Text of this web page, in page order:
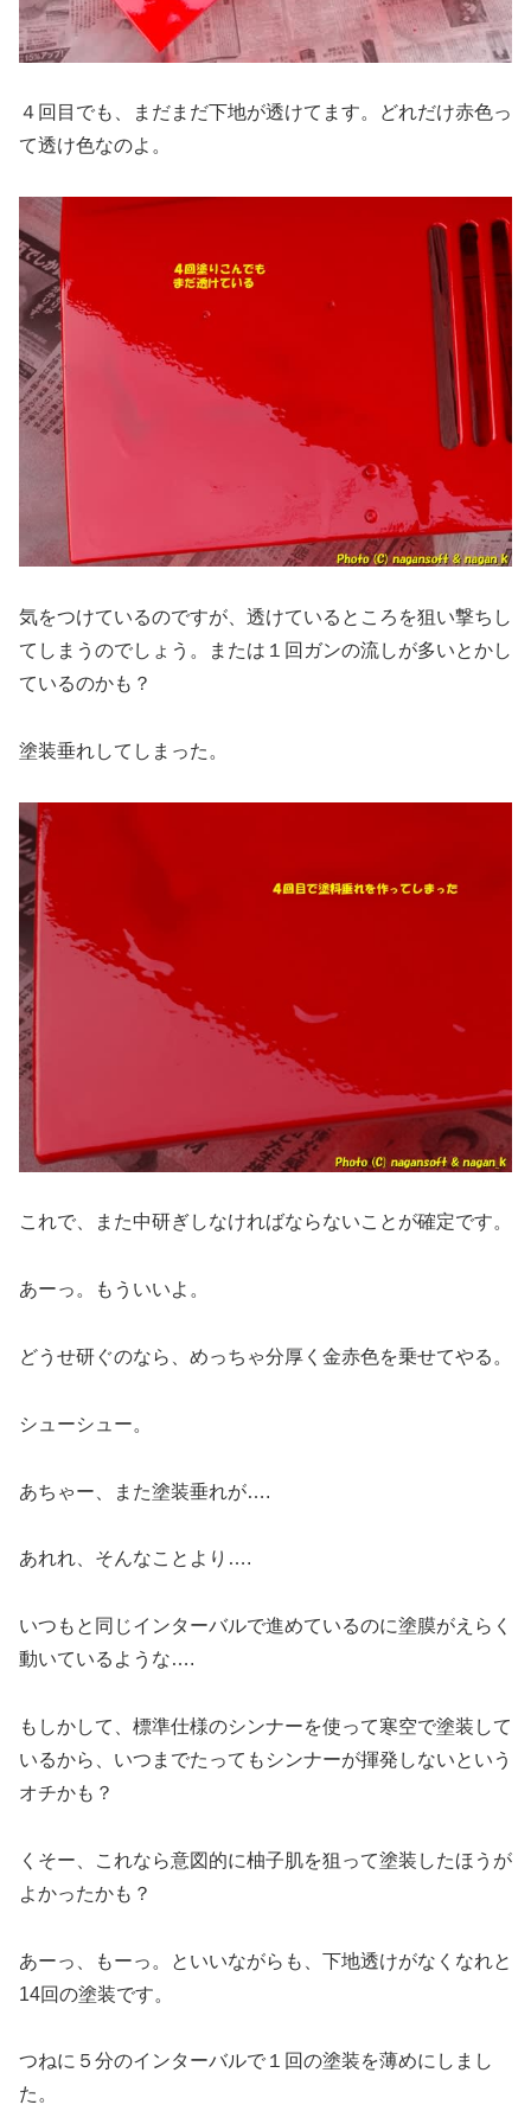
４回目でも、まだまだ下地が透けてます。どれだけ赤色っ
て透け色なのよ。
気をつけているのですが、透けているところを狙い撃ちし
てしまうのでしょう。または１回ガンの流しが多いとかし
ているのかも？
塗装垂れしてしまった。
これで、また中研ぎしなければならないことが確定です。
あーっ。もういいよ。
どうせ研ぐのなら、めっちゃ分厚く金赤色を乗せてやる。
シューシュー。
あちゃー、また塗装垂れが….
あれれ、そんなことより….
いつもと同じインターバルで進めているのに塗膜がえらく
動いているような….
もしかして、標準仕様のシンナーを使って寒空で塗装して
いるから、いつまでたってもシンナーが揮発しないという
オチかも？
くそー、これなら意図的に柚子肌を狙って塗装したほうが
よかったかも？
あーっ、もーっ。といいながらも、下地透けがなくなれと
14回の塗装です。
つねに５分のインターバルで１回の塗装を薄めにしまし
た。